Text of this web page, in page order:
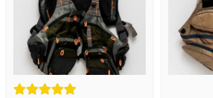
Ja, du kan publisere